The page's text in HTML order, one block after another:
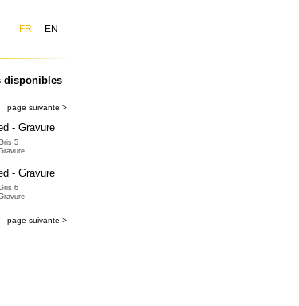
FR EN
disponibles
page suivante >
5
6
page suivante >